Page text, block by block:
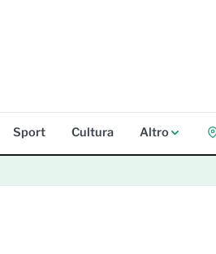
Sport Cultura Altro